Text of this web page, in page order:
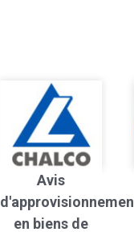
Avis
d'approvisionnement
en biens de